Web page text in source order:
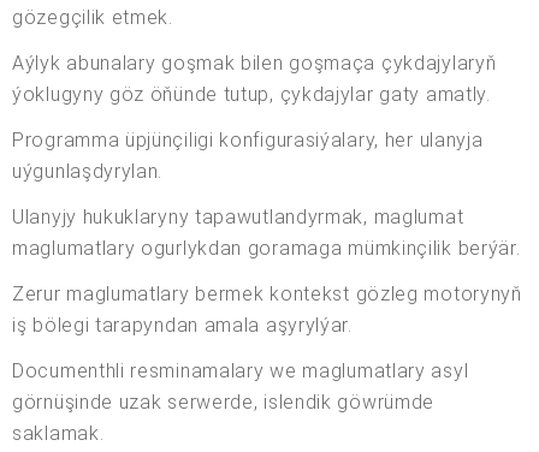
gözegçilik etmek.
Aýlyk abunalary goşmak bilen goşmaça çykdajylaryň
ýoklugyny göz öňünde tutup, çykdajylar gaty amatly.
Programma üpjünçiligi konfigurasiýalary, her ulanyja
uýgunlaşdyrylan.
Ulanyjy hukuklaryny tapawutlandyrmak, maglumat
maglumatlary ogurlykdan goramaga mümkinçilik berýär.
Zerur maglumatlary bermek kontekst gözleg motorynyň
iş bölegi tarapyndan amala aşyrylýar.
Documenthli resminamalary we maglumatlary asyl
görnüşinde uzak serwerde, islendik göwrümde
saklamak.